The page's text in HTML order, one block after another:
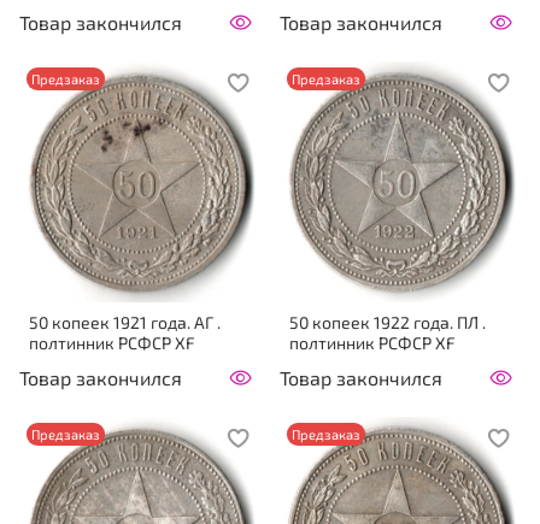
Товар закончился Товар закончился
Предзаказ
50 копеек 1921 года. АГ .
полтинник РСФСР XF
Товар закончился
Предзаказ
50 копеек 1922 года. ПЛ .
полтинник РСФСР XF
Товар закончился
Предзаказ Предзаказ